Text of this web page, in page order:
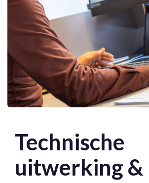
Technische
uitwerking &